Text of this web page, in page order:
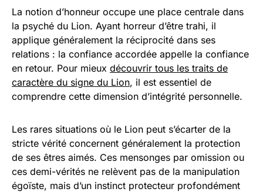
La notion d’honneur occupe une place centrale dans
la psyché du Lion. Ayant horreur d’être trahi, il
applique généralement la réciprocité dans ses
relations : la confiance accordée appelle la confiance
en retour. Pour mieux découvrir tous les traits de
caractère du signe du Lion, il est essentiel de
comprendre cette dimension d’intégrité personnelle.
Les rares situations où le Lion peut s’écarter de la
stricte vérité concernent généralement la protection
de ses êtres aimés. Ces mensonges par omission ou
ces demi-vérités ne relèvent pas de la manipulation
égoïste, mais d’un instinct protecteur profondément